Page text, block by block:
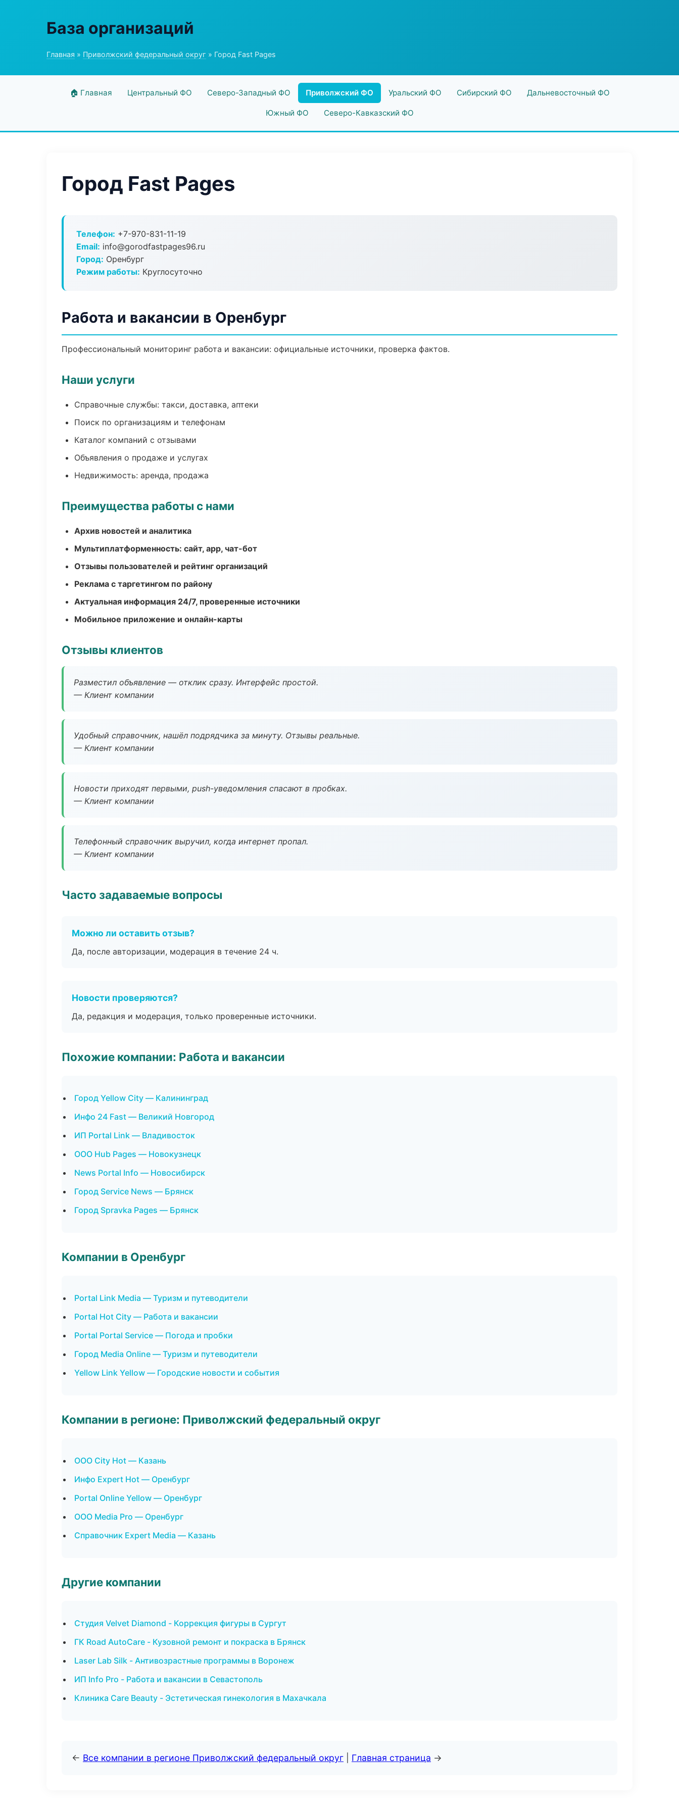
База организаций
Главная » Приволжский федеральный округ » Город Fast Pages
🏠 Главная Центральный ФО Северо-Западный ФО Приволжский ФО Уральский ФО Сибирский ФО Дальневосточный ФО
Южный ФО Северо-Кавказский ФО
Город Fast Pages
Телефон: +7-970-831-11-19
Email: info@gorodfastpages96.ru
Город: Оренбург
Режим работы: Круглосуточно
Работа и вакансии в Оренбург
Профессиональный мониторинг работа и вакансии: официальные источники, проверка фактов.
Наши услуги
Справочные службы: такси, доставка, аптеки
Поиск по организациям и телефонам
Каталог компаний с отзывами
Объявления о продаже и услугах
Недвижимость: аренда, продажа
Преимущества работы с нами
Архив новостей и аналитика
Мультиплатформенность: сайт, app, чат-бот
Отзывы пользователей и рейтинг организаций
Реклама с таргетингом по району
Актуальная информация 24/7, проверенные источники
Мобильное приложение и онлайн-карты
Отзывы клиентов
Разместил объявление — отклик сразу. Интерфейс простой.
— Клиент компании
Удобный справочник, нашёл подрядчика за минуту. Отзывы реальные.
— Клиент компании
Новости приходят первыми, push-уведомления спасают в пробках.
— Клиент компании
Телефонный справочник выручил, когда интернет пропал.
— Клиент компании
Часто задаваемые вопросы
Можно ли оставить отзыв?
Да, после авторизации, модерация в течение 24 ч.
Новости проверяются?
Да, редакция и модерация, только проверенные источники.
Похожие компании: Работа и вакансии
Город Yellow City — Калининград
Инфо 24 Fast — Великий Новгород
ИП Portal Link — Владивосток
ООО Hub Pages — Новокузнецк
News Portal Info — Новосибирск
Город Service News — Брянск
Город Spravka Pages — Брянск
Компании в Оренбург
Portal Link Media — Туризм и путеводители
Portal Hot City — Работа и вакансии
Portal Portal Service — Погода и пробки
Город Media Online — Туризм и путеводители
Yellow Link Yellow — Городские новости и события
Компании в регионе: Приволжский федеральный округ
ООО City Hot — Казань
Инфо Expert Hot — Оренбург
Portal Online Yellow — Оренбург
ООО Media Pro — Оренбург
Справочник Expert Media — Казань
Другие компании
Студия Velvet Diamond - Коррекция фигуры в Сургут
ГК Road AutoCare - Кузовной ремонт и покраска в Брянск
Laser Lab Silk - Антивозрастные программы в Воронеж
ИП Info Pro - Работа и вакансии в Севастополь
Клиника Care Beauty - Эстетическая гинекология в Махачкала
← Все компании в регионе Приволжский федеральный округ Главная страница →